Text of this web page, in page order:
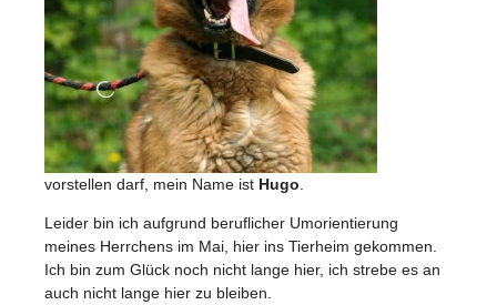
vorstellen darf, mein Name ist Hugo
Leider bin ich aufgrund beruflicher Umorientierung
meines Herrchens im Mai, hier ins Tierheim gekommen.
Ich bin zum Glück noch nicht lange hier, ich strebe es an
auch nicht lange hier zu bleiben.